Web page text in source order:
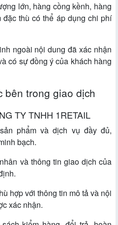
lớn, hàng cồng kềnh, hàng
thù có thể áp dụng chi phí
ngoài nội dung đã xác nhận
có sự đồng ý của khách hàng
bên trong giao dịch
TY TNHH 1RETAIL
phẩm và dịch vụ đầy đủ,
bạch.
và thông tin giao dịch của
hợp với thông tin mô tả và nội
xác nhận.